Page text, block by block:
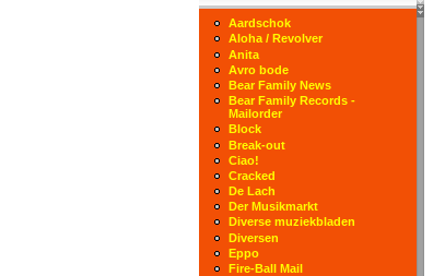
Aardschok
Aloha / Revolver
Anita
Avro bode
Bear Family News
Bear Family Records -
Mailorder
Block
Break-out
Ciao!
Cracked
De Lach
Der Musikmarkt
Diverse muziekbladen
Diversen
Eppo
Fire-Ball Mail